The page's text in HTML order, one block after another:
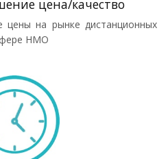
цена/качество
цены на рынке дистанционных
НМО